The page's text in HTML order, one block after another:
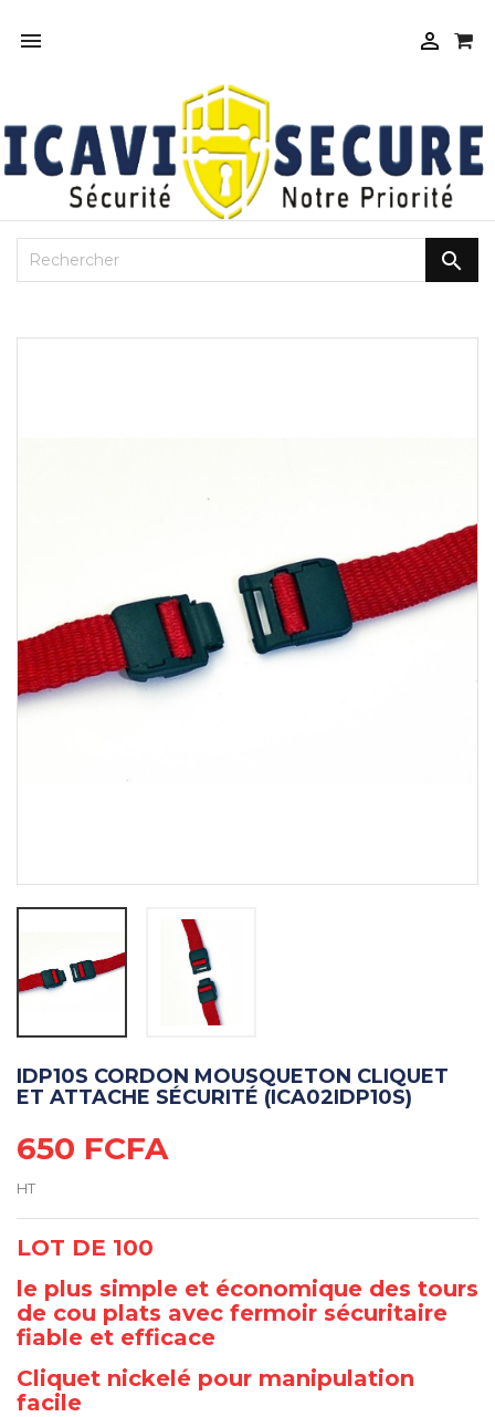
 

IDP10S CORDON MOUSQUETON CLIQUET
ET ATTACHE SÉCURITÉ (ICA02IDP10S)
650 FCFA
HT
LOT DE 100
le plus simple et économique des tours
de cou plats avec fermoir sécuritaire
fiable et efficace
Cliquet nickelé pour manipulation
facile